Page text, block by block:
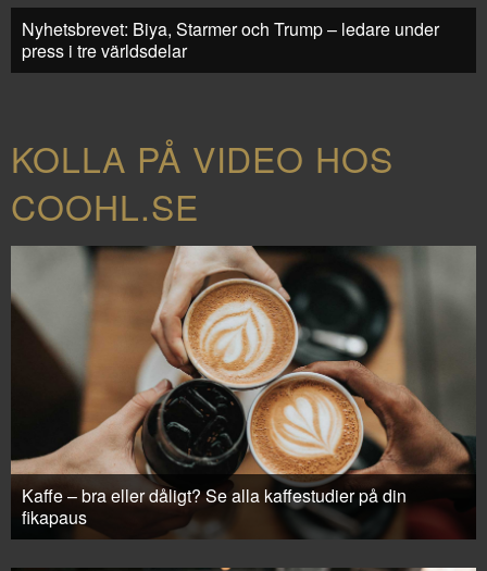
Nyhetsbrevet: Biya, Starmer och Trump – ledare under
press i tre världsdelar
KOLLA PÅ VIDEO HOS
COOHL.SE
Kaffe – bra eller dåligt? Se alla kaffestudier på din
fikapaus